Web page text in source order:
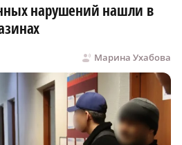
нарушений нашли в
Марина Ухабова